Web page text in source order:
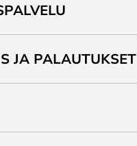
JA PALAUTUKSET